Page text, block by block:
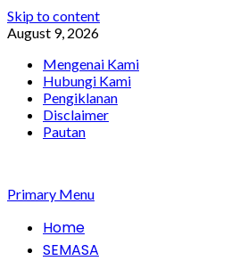
Skip to content
August 9, 2026
Mengenai Kami
Hubungi Kami
Pengiklanan
Disclaimer
Pautan
Primary Menu
Home
SEMASA